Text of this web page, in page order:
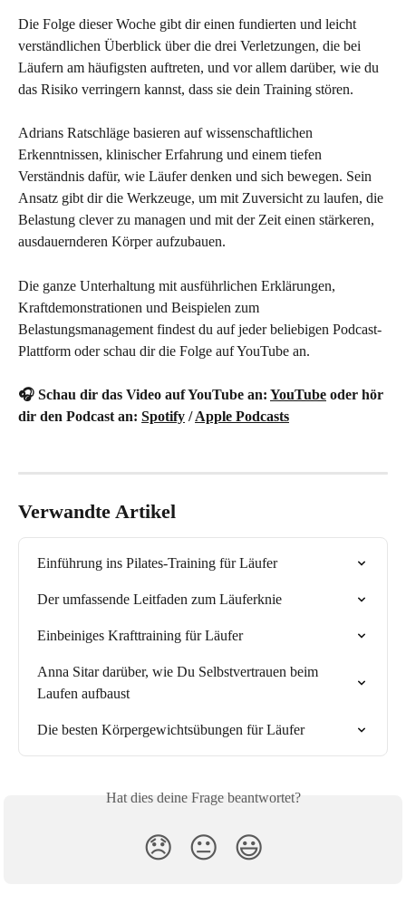
Die Folge dieser Woche gibt dir einen fundierten und leicht
verständlichen Überblick über die drei Verletzungen, die bei
Läufern am häufigsten auftreten, und vor allem darüber, wie du
das Risiko verringern kannst, dass sie dein Training stören.
Adrians Ratschläge basieren auf wissenschaftlichen
Erkenntnissen, klinischer Erfahrung und einem tiefen
Verständnis dafür, wie Läufer denken und sich bewegen. Sein
Ansatz gibt dir die Werkzeuge, um mit Zuversicht zu laufen, die
Belastung clever zu managen und mit der Zeit einen stärkeren,
ausdauernderen Körper aufzubauen.
Die ganze Unterhaltung mit ausführlichen Erklärungen,
Kraftdemonstrationen und Beispielen zum
Belastungsmanagement findest du auf jeder beliebigen Podcast-
Plattform oder schau dir die Folge auf YouTube an.
🎧 Schau dir das Video auf YouTube an: YouTube oder hör
dir den Podcast an: Spotify / Apple Podcasts
Verwandte Artikel
Einführung ins Pilates-Training für Läufer
Der umfassende Leitfaden zum Läuferknie
Einbeiniges Krafttraining für Läufer
Anna Sitar darüber, wie Du Selbstvertrauen beim
Laufen aufbaust
Die besten Körpergewichtsübungen für Läufer
Hat dies deine Frage beantwortet?
😞 😐 😃